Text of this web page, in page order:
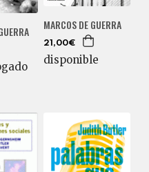
MARCOS DE GUERRA
21,00€
disponible